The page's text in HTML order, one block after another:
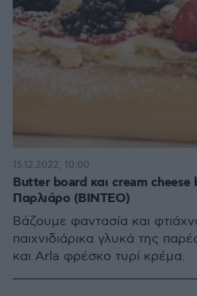
Butter board και cream cheese
Παρλιάρο (ΒΙΝΤΕΟ)
Βάζουμε φαντασία και
παιχνιδιάρικα γλυκά της
και Arla φρέσκο τυρί κρέμα.
15.12.2022, 10:00